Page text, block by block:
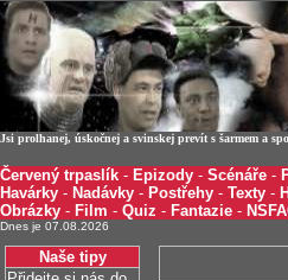
Jsi prolhanej, úskočnej a svinskej prevít s šarmem a
Červený trpaslík - Epizody - Scénáře -
Havárky - Nadávky - Postřehy - Texty -
Obrázky - Film - Quiz - Fantazie -
Dnes je 07.08.2026
Naše tipy